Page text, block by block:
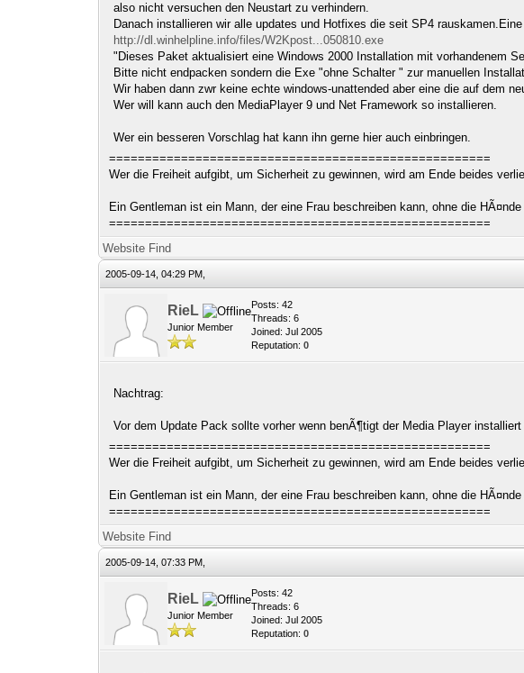
also nicht versuchen den Neustart zu verhindern.
Danach installieren wir alle updates und Hotfixes die seit SP4
http://dl.winhelpline.info/files/W2Kpost...050810.exe
"Dieses Paket aktualisiert eine Windows 2000 Installation mit vorhandenem
Bitte nicht endpacken sondern die Exe "ohne Schalter " zur manuellen
Wir haben dann zwr keine echte windows-unattended aber eine die auf dem
Wer will kann auch den MediaPlayer 9 und Net Framework so installieren.
Wer ein besseren Vorschlag hat kann ihn gerne hier auch einbringen.
=====================================================
Wer die Freiheit aufgibt, um Sicherheit zu gewinnen, wird am Ende beides
Ein Gentleman ist ein Mann, der eine Frau beschreiben kann, ohne die
=====================================================
Website Find
2005-09-14, 04:29 PM,
RieL
Junior Member
Posts: 42
Threads: 6
Joined: Jul 2005
Reputation:0
Nachtrag:
Vor dem Update Pack sollte vorher wenn benÃ¶tigt der Media Player
=====================================================
Wer die Freiheit aufgibt, um Sicherheit zu gewinnen, wird am Ende beides
Ein Gentleman ist ein Mann, der eine Frau beschreiben kann, ohne die
=====================================================
Website Find
2005-09-14, 07:33 PM,
RieL
Junior Member
Posts: 42
Threads: 6
Joined: Jul 2005
Reputation:0